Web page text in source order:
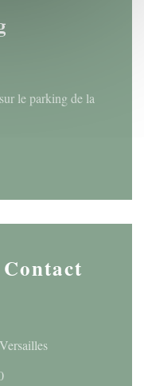
le parking de la
((opent in een